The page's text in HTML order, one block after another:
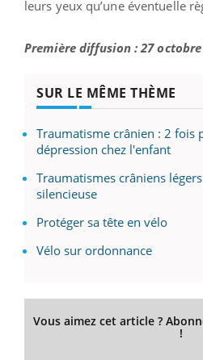
leurs yeux qu’une éventuelle
Première diffusion : 27 octobre
SUR LE MÊME THÈME
Traumatisme crânien : 2 fois
dépression chez l'enfant
Traumatismes crâniens
silencieuse
Protéger sa tête en vélo
Vélo sur ordonnance
Vous aimez cet article ?
!